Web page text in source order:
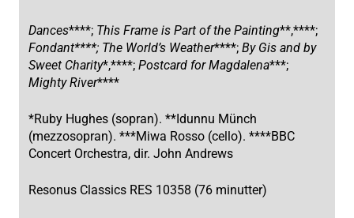
Dances****; This Frame is Part of the Painting**,****;
Fondant****; The World’s Weather****; By Gis and by
Sweet Charity*,****; Postcard for Magdalena***;
Mighty River****
*Ruby Hughes (sopran). **Idunnu Münch
(mezzosopran). ***Miwa Rosso (cello). ****BBC
Concert Orchestra, dir. John Andrews
Resonus Classics RES 10358 (76 minutter)